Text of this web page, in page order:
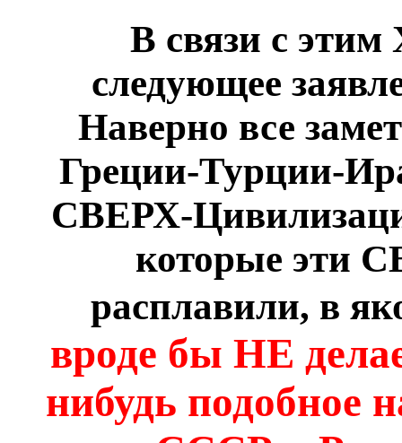
В связи с этим
следующее
Наверно все
Греции-Турции-
СВЕРХ-
которые эти
расплавили, в
вроде бы НЕ
нибудь подобное